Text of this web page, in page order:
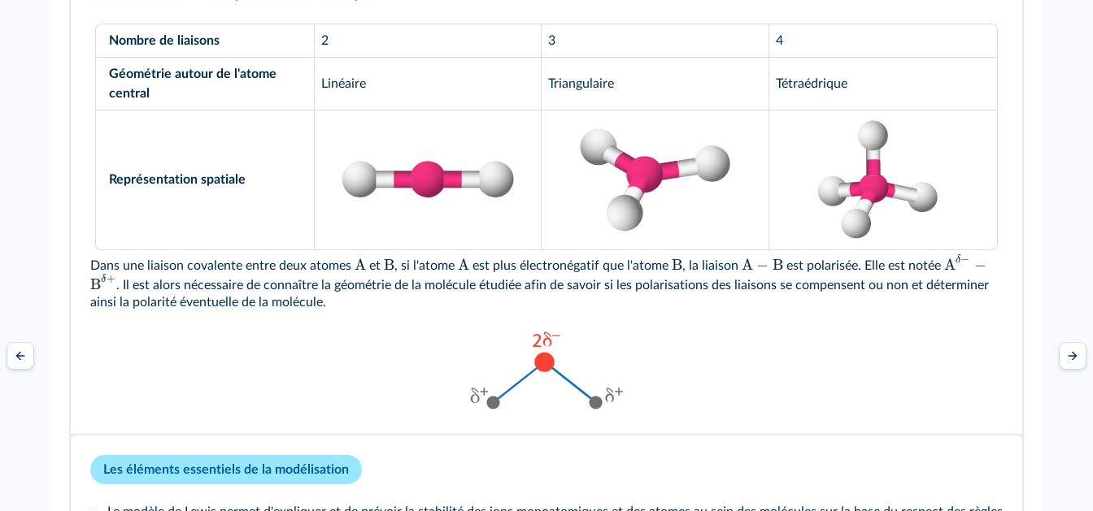
Nombre de liaisons 2 3 4
Géométrie autour de l'atome
central
Linéaire Triangulaire Tétraédrique
Représentation spatiale
Dans une liaison covalente entre deux atomes A et B, si l'atome A est plus électronégatif que l'atome B, la liaison A − Best polarisée. Elle est notée Aδ− −
Bδ+. Il est alors nécessaire de connaître la géométrie de la molécule étudiée afin de savoir si les polarisations des liaisons se compensent ou non et déterminer
ainsi la polarité éventuelle de la molécule.
Les éléments essentiels de la modélisation